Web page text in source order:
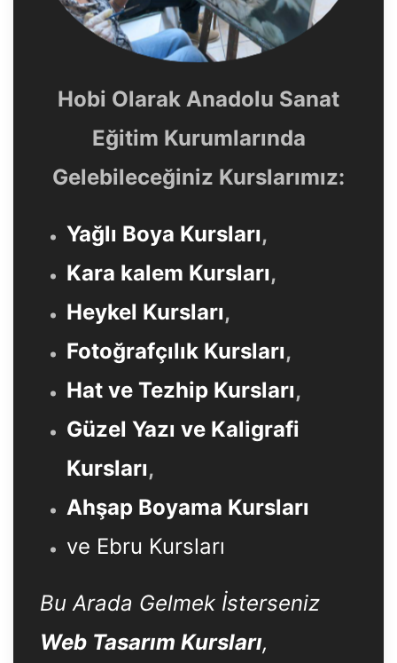
Hobi Olarak Anadolu Sanat
Eğitim Kurumlarında
Gelebileceğiniz Kurslarımız:
Yağlı Boya Kursları,
Kara kalem Kursları,
Heykel Kursları,
Fotoğrafçılık Kursları,
Hat ve Tezhip Kursları,
Güzel Yazı ve Kaligrafi
Kursları,
Ahşap Boyama Kursları
ve Ebru Kursları
Bu Arada Gelmek İsterseniz
Web Tasarım Kursları,